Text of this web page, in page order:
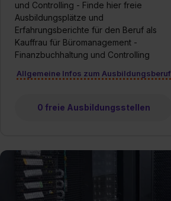
und Controlling - Finde hier freie
Ausbildungsplätze und
Erfahrungsberichte für den Beruf als
Kauffrau für Büromanagement -
Finanzbuchhaltung und Controlling
Allgemeine Infos zum Ausbildungsberuf
0 freie Ausbildungsstellen